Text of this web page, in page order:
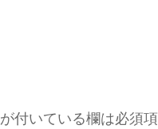
が付いている欄は必須項